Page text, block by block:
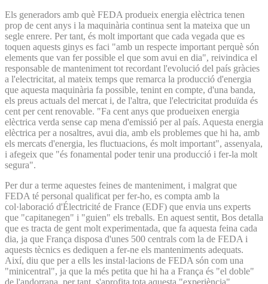
Els generadors amb què FEDA produeix energia elèctrica tenen
prop de cent anys i la maquinària continua sent la mateixa que un
segle enrere. Per tant, és molt important que cada vegada que es
toquen aquests ginys es faci "amb un respecte important perquè són
elements que van fer possible el que som avui en dia", reivindica el
responsable de manteniment tot recordant l'evolució del país gràcies
a l'electricitat, al mateix temps que remarca la producció d'energia
que aquesta maquinària fa possible, tenint en compte, d'una banda,
els preus actuals del mercat i, de l'altra, que l'electricitat produïda és
cent per cent renovable. "Fa cent anys que produeixen energia
elèctrica verda sense cap mena d'emissió per al país. Aquesta energia
elèctrica per a nosaltres, avui dia, amb els problemes que hi ha, amb
els mercats d'energia, les fluctuacions, és molt important", assenyala,
i afegeix que "és fonamental poder tenir una producció i fer-la molt
segura".
Per dur a terme aquestes feines de manteniment, i malgrat que
FEDA té personal qualificat per fer-ho, es compta amb la
col·laboració d'Électricité de France (EDF) que envia uns experts
que "capitanegen" i "guien" els treballs. En aquest sentit, Bos detalla
que es tracta de gent molt experimentada, que fa aquesta feina cada
dia, ja que França disposa d'unes 500 centrals com la de FEDA i
aquests tècnics es dediquen a fer-ne els manteniments adequats.
Així, diu que per a ells les instal·lacions de FEDA són com una
"minicentral", ja que la més petita que hi ha a França és "el doble"
de l'andorrana, per tant, s'aprofita tota aquesta "experiència".